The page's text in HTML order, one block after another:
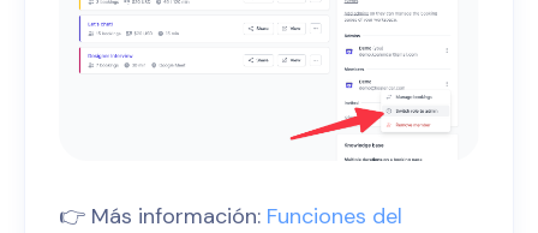
👉 Más información: Funciones del